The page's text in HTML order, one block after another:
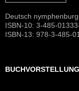
Deutsch
ISBN-10: 3-485-
ISBN-13: 978-3-485-
BUCHVORSTELLUNG